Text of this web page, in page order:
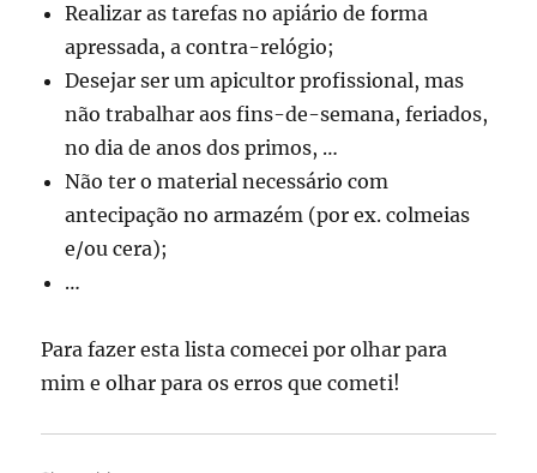
Realizar as tarefas no apiário de forma
apressada, a contra-relógio;
Desejar ser um apicultor profissional, mas
não trabalhar aos fins-de-semana, feriados,
no dia de anos dos primos, …
Não ter o material necessário com
antecipação no armazém (por ex. colmeias
e/ou cera);
…
Para fazer esta lista comecei por olhar para
mim e olhar para os erros que cometi!